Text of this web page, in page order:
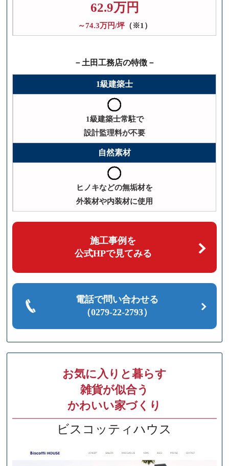
62.9万円
～74.3万円/坪（※1）
－土田工務店の特徴－
1級建築士
1級建築士常駐で
設計監理料が不要
自然素材
ヒノキなどの無垢材を
外装材や内装材に使用
施工事例を
公式HPで見てみる
電話で問い合わせる
（0279-22-2793）
お気に入りと暮らす
雑貨が似合う
かわいい家づくり
ビスコッティハウス